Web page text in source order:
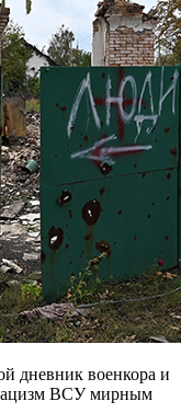
дневник военкора и
нацизм ВСУ мирным